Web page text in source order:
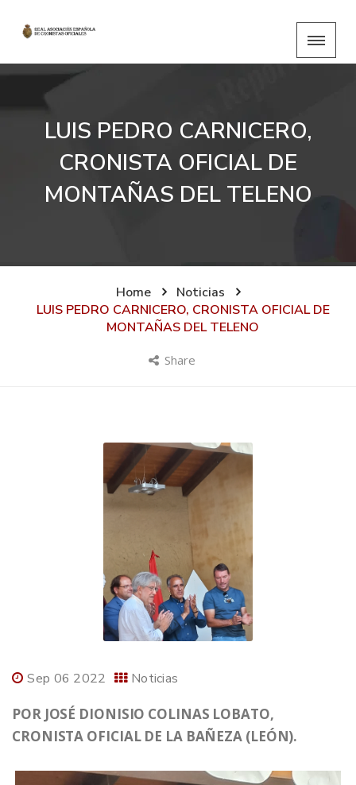
LUIS PEDRO CARNICERO,
CRONISTA OFICIAL DE
MONTAÑAS DEL TELENO
Home
Noticias
LUIS PEDRO CARNICERO, CRONISTA OFICIAL DE
MONTAÑAS DEL TELENO
Share
Sep 06 2022 Noticias
POR JOSÉ DIONISIO COLINAS LOBATO,
CRONISTA OFICIAL DE LA BAÑEZA (LEÓN).